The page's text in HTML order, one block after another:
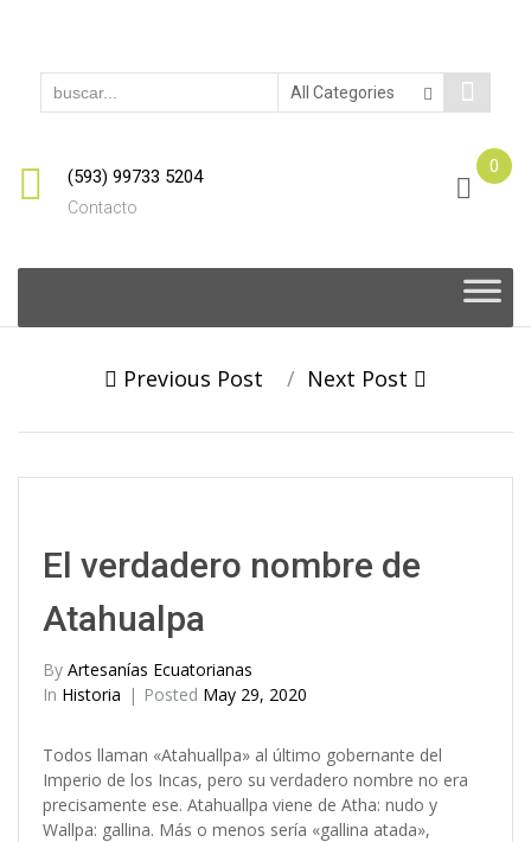
(593) 99733 5204
Contacto
0
content
Previous Post Next Post
El verdadero nombre de
Atahualpa
By Artesanías Ecuatorianas
In Historia Posted May 29, 2020
Todos llaman «Atahuallpa» al último gobernante del
Imperio de los Incas, pero su verdadero nombre no era
precisamente ese. Atahuallpa viene de Atha: nudo y
Wallpa: gallina. Más o menos sería «gallina atada»,